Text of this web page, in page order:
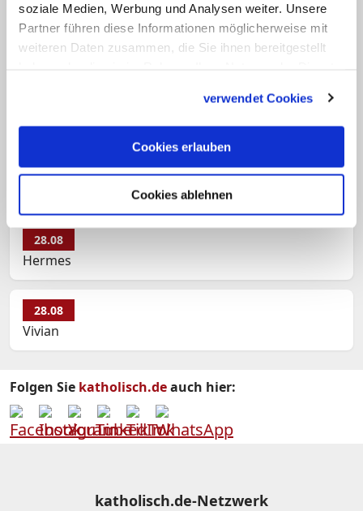
soziale Medien, Werbung und Analysen weiter. Unsere
Partner führen diese Informationen möglicherweise mit
weiteren Daten zusammen, die Sie ihnen bereitgestellt
verwendet Cookies
Cookies erlauben
Cookies ablehnen
28.08
Alina (Aline, Adeline)
28.08
28.08
Hermes
28.08
Vivian
Folgen Sie katholisch.deauch hier:
katholisch.de-Netzwerk